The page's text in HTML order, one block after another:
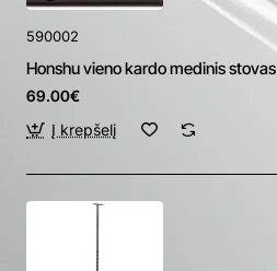
590002
Honshu vieno kardo medinis stovas
69.00€
Į krepšelį